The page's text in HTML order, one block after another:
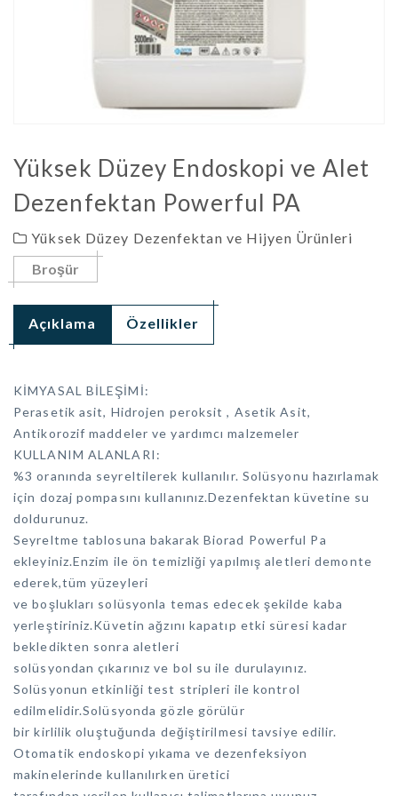
Yüksek Düzey Endoskopi ve Alet
Dezenfektan Powerful PA
Yüksek Düzey Dezenfektan ve Hijyen Ürünleri
Broşür
Açıklama Özellikler
KİMYASAL BİLEŞİMİ:
Perasetik asit, Hidrojen peroksit , Asetik Asit,
Antikorozif maddeler ve yardımcı malzemeler
KULLANIM ALANLARI:
%3 oranında seyreltilerek kullanılır. Solüsyonu hazırlamak
için dozaj pompasını kullanınız.Dezenfektan küvetine su
doldurunuz.
Seyreltme tablosuna bakarak Biorad Powerful Pa
ekleyiniz.Enzim ile ön temizliği yapılmış aletleri demonte
ederek,tüm yüzeyleri
ve boşlukları solüsyonla temas edecek şekilde kaba
yerleştiriniz.Küvetin ağzını kapatıp etki süresi kadar
bekledikten sonra aletleri
solüsyondan çıkarınız ve bol su ile durulayınız.
Solüsyonun etkinliği test stripleri ile kontrol
edilmelidir.Solüsyonda gözle görülür
bir kirlilik oluştuğunda değiştirilmesi tavsiye edilir.
Otomatik endoskopi yıkama ve dezenfeksiyon
makinelerinde kullanılırken üretici